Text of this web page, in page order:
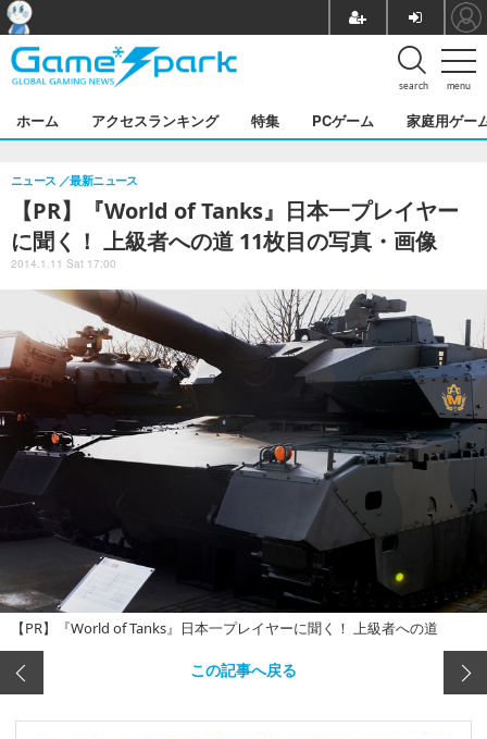
menu
search
ホーム アクセスランキング 特集 PCゲーム 家庭用ゲー
【PR】『World of Tanks』日本一プレイヤー
に聞く！ 上級者への道 11枚目の写真・画像
ニュース 最新ニュース
2014.1.11 Sat 17:00
【PR】『World of Tanks』日本一プレイヤーに聞く！ 上級者への道
この記事へ戻る